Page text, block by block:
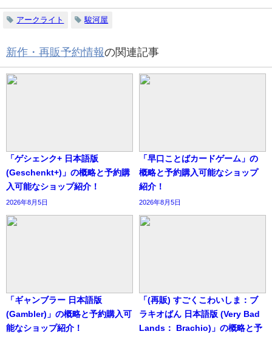
アークライト 駿河屋
新作・再販予約情報の関連記事
「ゲシェンク+ 日本語版
(Geschenkt+)」の概略と予約購
入可能なショップ紹介！
2026年8月5日
「早口ことばカードゲーム」の
概略と予約購入可能なショップ
紹介！
2026年8月5日
「ギャンブラー 日本語版
(Gambler)」の概略と予約購入可
能なショップ紹介！
「(再販) すごくこわいしま：ブ
ラキオばん 日本語版 (Very Bad
Lands： Brachio)」の概略と予